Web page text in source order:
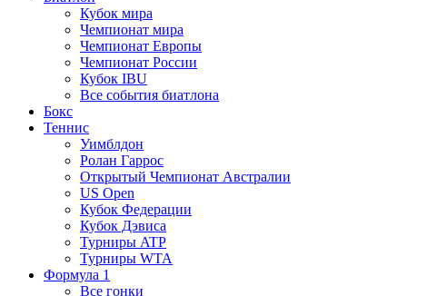
Кубок мира
Чемпионат мира
Чемпионат Европы
Чемпионат России
Кубок IBU
Все события биатлона
Бокс
Теннис
Уимблдон
Ролан Гаррос
Открытый Чемпионат Австралии
US Open
Кубок Федерации
Кубок Дэвиса
Турниры ATP
Турниры WTA
Формула 1
Все гонки